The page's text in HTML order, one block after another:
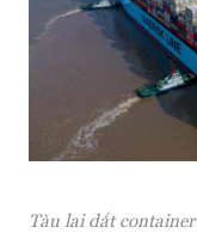
Tàu lai dắt